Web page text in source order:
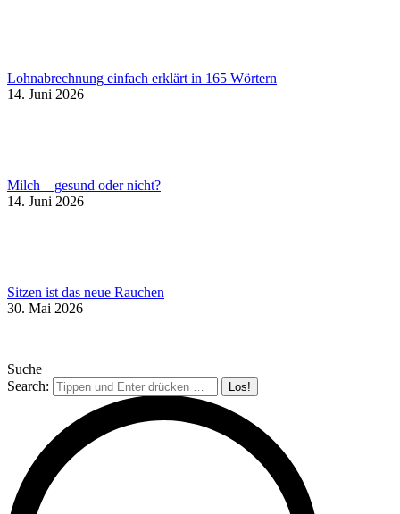
Lohnabrechnung einfach erklärt in 165 Wörtern
14. Juni 2026
Milch – gesund oder nicht?
14. Juni 2026
Sitzen ist das neue Rauchen
30. Mai 2026
Suche
Search: